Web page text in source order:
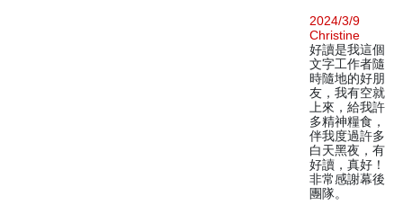
2024/3/9
Christine
好讀是我這個
文字工作者隨
時隨地的好朋
友，我有空就
上來，給我許
多精神糧食，
伴我度過許多
白天黑夜，有
好讀，真好！
非常感謝幕後
團隊。